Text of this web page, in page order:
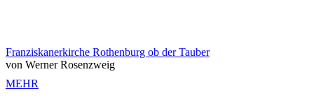
Franziskanerkirche Rothenburg ob der Tauber
von Werner Rosenzweig
MEHR